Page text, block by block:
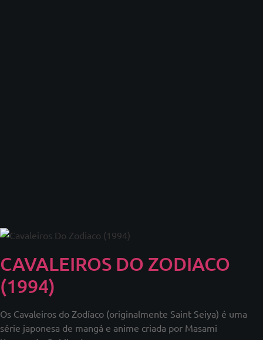
CAVALEIROS DO ZODIACO
(1994)
Os Cavaleiros do Zodíaco (originalmente Saint Seiya) é uma
série japonesa de mangá e anime criada por Masami